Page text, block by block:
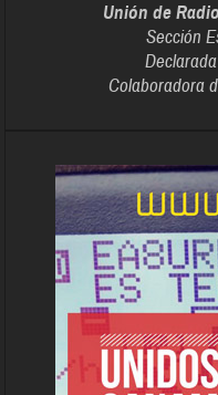
Unión de
Sección
Colaboradora